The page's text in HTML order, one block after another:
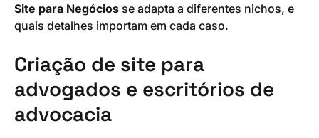
Site para Negócios se adapta a diferentes nichos, e
quais detalhes importam em cada caso.
Criação de site para
advogados e escritórios de
advocacia